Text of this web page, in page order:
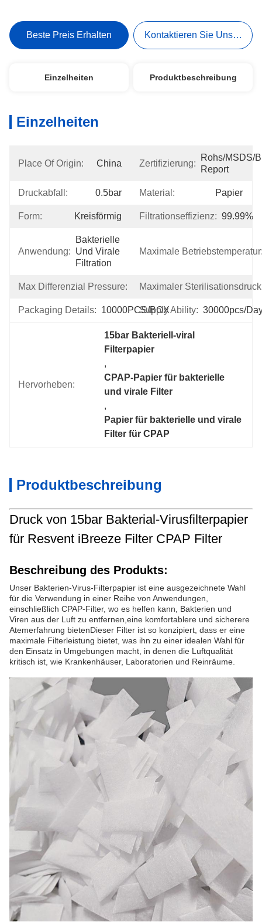
Beste Preis Erhalten Kontaktieren Sie Uns Jetzt
Einzelheiten Produktbeschreibung
Einzelheiten
Place Of Origin: China Zertifizierung:
Rohs/MSDS/
Report
Druckabfall: 0.5bar Material: Papier
Form: Kreisförmig Filtrationseffizienz: 99.99%
Anwendung:
Bakterielle
Und Virale
Filtration
Maximale
Max Differenzial Pressure: 15bar
Maximaler
Packaging Details: 10000PCS/BOXSupply Ability: 30000pcs/
Hervorheben:
15bar Bakteriell-viral
Filterpapier
,
CPAP-Papier für bakterielle
und virale Filter
,
Papier für bakterielle und virale
Filter für CPAP
Produktbeschreibung
Druck von 15bar Bakterial-Virusfilterpapier
für Resvent iBreeze Filter CPAP Filter
Beschreibung des Produkts:
Unser Bakterien-Virus-Filterpapier ist eine ausgezeichnete Wahl
für die Verwendung in einer Reihe von Anwendungen,
einschließlich CPAP-Filter, wo es helfen kann, Bakterien und
Viren aus der Luft zu entfernen,eine komfortablere und sicherere
Atemerfahrung bietenDieser Filter ist so konzipiert, dass er eine
maximale Filterleistung bietet, was ihn zu einer idealen Wahl für
den Einsatz in Umgebungen macht, in denen die Luftqualität
kritisch ist, wie Krankenhäuser, Laboratorien und Reinräume.